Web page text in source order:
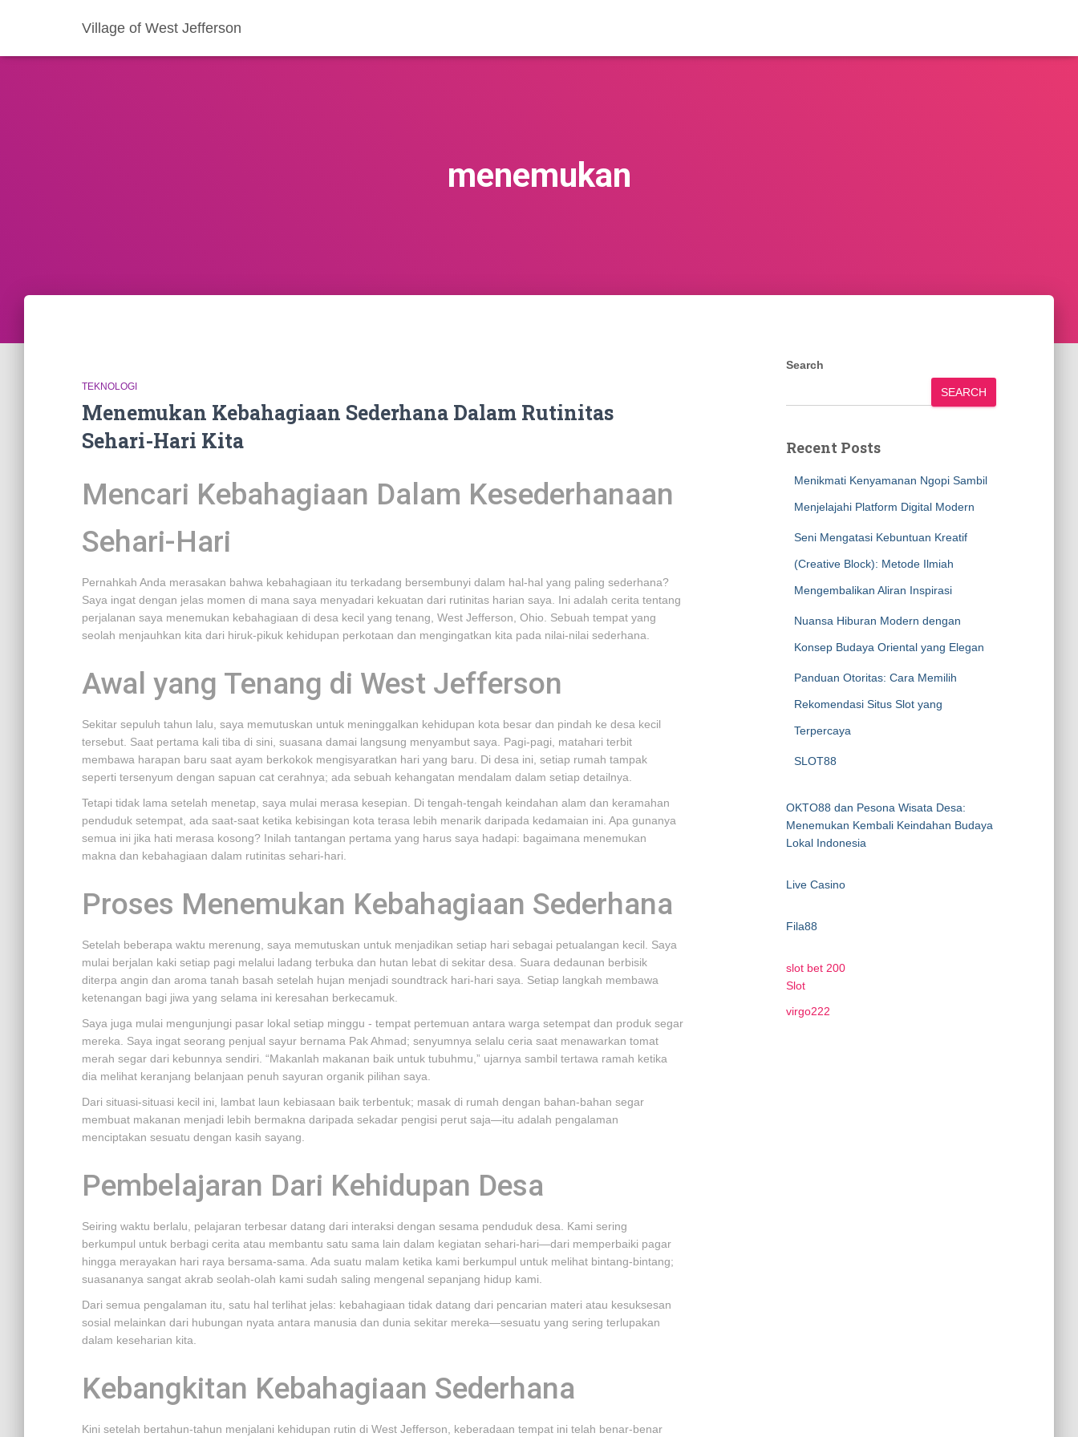
Village of West Jefferson
menemukan
TEKNOLOGI
Menemukan Kebahagiaan Sederhana Dalam Rutinitas
Sehari-Hari Kita
Mencari Kebahagiaan Dalam Kesederhanaan
Sehari-Hari
Pernahkah Anda merasakan bahwa kebahagiaan itu terkadang bersembunyi dalam hal-hal yang paling sederhana?
Saya ingat dengan jelas momen di mana saya menyadari kekuatan dari rutinitas harian saya. Ini adalah cerita tentang
perjalanan saya menemukan kebahagiaan di desa kecil yang tenang, West Jefferson, Ohio. Sebuah tempat yang
seolah menjauhkan kita dari hiruk-pikuk kehidupan perkotaan dan mengingatkan kita pada nilai-nilai sederhana.
Awal yang Tenang di West Jefferson
Sekitar sepuluh tahun lalu, saya memutuskan untuk meninggalkan kehidupan kota besar dan pindah ke desa kecil
tersebut. Saat pertama kali tiba di sini, suasana damai langsung menyambut saya. Pagi-pagi, matahari terbit
membawa harapan baru saat ayam berkokok mengisyaratkan hari yang baru. Di desa ini, setiap rumah tampak
seperti tersenyum dengan sapuan cat cerahnya; ada sebuah kehangatan mendalam dalam setiap detailnya.
Tetapi tidak lama setelah menetap, saya mulai merasa kesepian. Di tengah-tengah keindahan alam dan keramahan
penduduk setempat, ada saat-saat ketika kebisingan kota terasa lebih menarik daripada kedamaian ini. Apa gunanya
semua ini jika hati merasa kosong? Inilah tantangan pertama yang harus saya hadapi: bagaimana menemukan
makna dan kebahagiaan dalam rutinitas sehari-hari.
Proses Menemukan Kebahagiaan Sederhana
Setelah beberapa waktu merenung, saya memutuskan untuk menjadikan setiap hari sebagai petualangan kecil. Saya
mulai berjalan kaki setiap pagi melalui ladang terbuka dan hutan lebat di sekitar desa. Suara dedaunan berbisik
diterpa angin dan aroma tanah basah setelah hujan menjadi soundtrack hari-hari saya. Setiap langkah membawa
ketenangan bagi jiwa yang selama ini keresahan berkecamuk.
Saya juga mulai mengunjungi pasar lokal setiap minggu - tempat pertemuan antara warga setempat dan produk segar
mereka. Saya ingat seorang penjual sayur bernama Pak Ahmad; senyumnya selalu ceria saat menawarkan tomat
merah segar dari kebunnya sendiri. “Makanlah makanan baik untuk tubuhmu,” ujarnya sambil tertawa ramah ketika
dia melihat keranjang belanjaan penuh sayuran organik pilihan saya.
Dari situasi-situasi kecil ini, lambat laun kebiasaan baik terbentuk; masak di rumah dengan bahan-bahan segar
membuat makanan menjadi lebih bermakna daripada sekadar pengisi perut saja—itu adalah pengalaman
menciptakan sesuatu dengan kasih sayang.
Pembelajaran Dari Kehidupan Desa
Seiring waktu berlalu, pelajaran terbesar datang dari interaksi dengan sesama penduduk desa. Kami sering
berkumpul untuk berbagi cerita atau membantu satu sama lain dalam kegiatan sehari-hari—dari memperbaiki pagar
hingga merayakan hari raya bersama-sama. Ada suatu malam ketika kami berkumpul untuk melihat bintang-bintang;
suasananya sangat akrab seolah-olah kami sudah saling mengenal sepanjang hidup kami.
Dari semua pengalaman itu, satu hal terlihat jelas: kebahagiaan tidak datang dari pencarian materi atau kesuksesan
sosial melainkan dari hubungan nyata antara manusia dan dunia sekitar mereka—sesuatu yang sering terlupakan
dalam keseharian kita.
Kebangkitan Kebahagiaan Sederhana
Kini setelah bertahun-tahun menjalani kehidupan rutin di West Jefferson, keberadaan tempat ini telah benar-benar
Search
SEARCH
Recent Posts
Menikmati Kenyamanan Ngopi Sambil
Menjelajahi Platform Digital Modern
Seni Mengatasi Kebuntuan Kreatif
(Creative Block): Metode Ilmiah
Mengembalikan Aliran Inspirasi
Nuansa Hiburan Modern dengan
Konsep Budaya Oriental yang Elegan
Panduan Otoritas: Cara Memilih
Rekomendasi Situs Slot yang
Terpercaya
SLOT88
OKTO88 dan Pesona Wisata Desa:
Menemukan Kembali Keindahan Budaya
Lokal Indonesia
Live Casino
Fila88
slot bet 200
Slot
virgo222